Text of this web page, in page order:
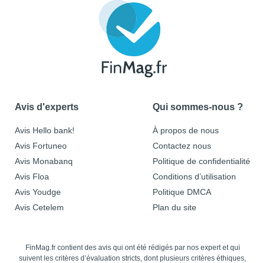
Avis d'experts
Avis Hello bank!
Avis Fortuneo
Avis Monabanq
Avis Floa
Avis Youdge
Avis Cetelem
Qui sommes-nous ?
À propos de nous
Contactez nous
Politique de confidentialité
Conditions d’utilisation
Politique DMCA
Plan du site
FinMag.fr contient des avis qui ont été rédigés par nos expert et qui
suivent les critères d’évaluation stricts, dont plusieurs critères éthiques,